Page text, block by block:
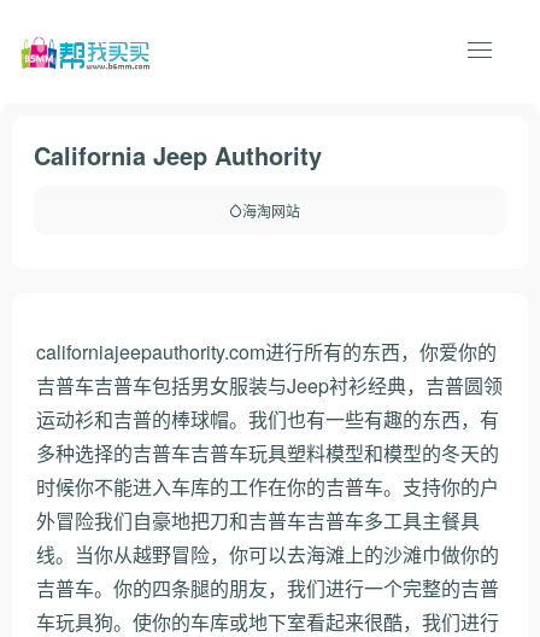
California Jeep Authority
海淘网站
californiajeepauthority.com进行所有的东西，你爱你的
吉普车吉普车包括男女服装与Jeep衬衫经典，吉普圆领
运动衫和吉普的棒球帽。我们也有一些有趣的东西，有
多种选择的吉普车吉普车玩具塑料模型和模型的冬天的
时候你不能进入车库的工作在你的吉普车。支持你的户
外冒险我们自豪地把刀和吉普车吉普车多工具主餐具
线。当你从越野冒险，你可以去海滩上的沙滩巾做你的
吉普车。你的四条腿的朋友，我们进行一个完整的吉普
车玩具狗。使你的车库或地下室看起来很酷，我们进行